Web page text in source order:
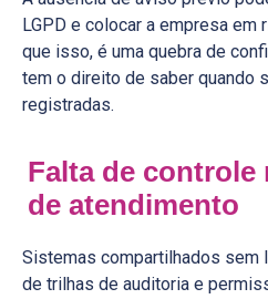
LGPD e colocar a empresa em
que isso, é uma quebra de
tem o direito de saber quando
registradas.
Falta de controle
de atendimento
Sistemas compartilhados sem
de trilhas de auditoria e